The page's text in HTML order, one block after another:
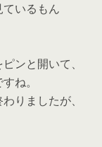
いるもん
ンと開いて、
ね。
りましたが、